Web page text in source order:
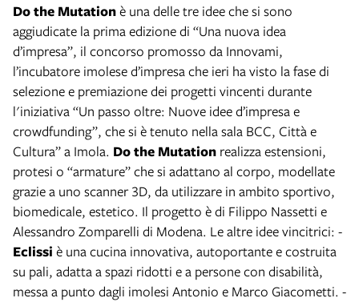
Do the Mutationè una delle tre idee che si sono
aggiudicate la prima edizione di “Una nuova idea
d’impresa”, il concorso promosso da Innovami,
l’incubatore imolese d’impresa che ieri ha visto la fase di
selezione e premiazione dei progetti vincenti durante
l'iniziativa “Un passo oltre: Nuove idee d’impresa e
crowdfunding”, che si è tenuto nella sala BCC, Città e
Cultura” a Imola. Do the Mutation realizza estensioni,
protesi o “armature” che si adattano al corpo, modellate
grazie a uno scanner 3D, da utilizzare in ambito sportivo,
biomedicale, estetico. Il progetto è di Filippo Nassetti e
Alessandro Zomparelli di Modena. Le altre idee vincitrici: -
Eclissi è una cucina innovativa, autoportante e costruita
su pali, adatta a spazi ridotti e a persone con disabilità,
messa a punto dagli imolesi Antonio e Marco Giacometti. -